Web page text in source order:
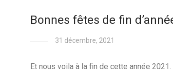
Bonnes fêtes de fin
31 décembre, 2021
Et nous voila à la fin de cette année